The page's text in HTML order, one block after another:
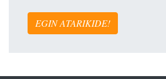
EGIN ATARIKIDE!